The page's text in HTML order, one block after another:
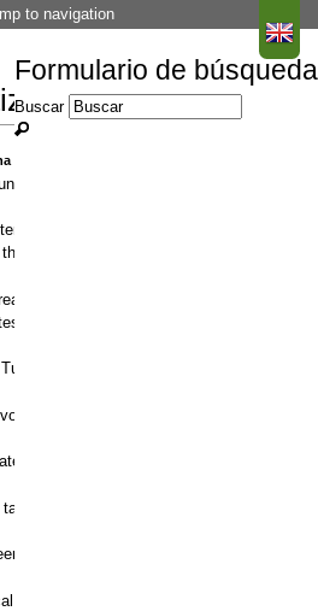
to navigation
Formulario de búsqueda
Buscar casting their
de publicación:
Oct. 25 increased by more than
who reside abroad and were eligible to
them cast their votes between Oct. 8 and
of 233,000 voters for the snap
citizens abroad was 43.7 percent,
abroad were eligible to vote in the
will continue until 5 p.m. on Nov. 1,
place nearly five months after an
the Justice and Development Party
parties will participate in the November